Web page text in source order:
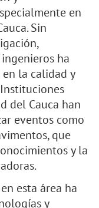
en
Sin
ha
la calidad y
del Cauca han
eventos como
que
y la
esta área ha
y